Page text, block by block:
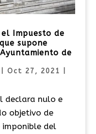
Impuesto de
supone
de
Oct 27, 2021
declara nulo e
objetivo de
imponible del